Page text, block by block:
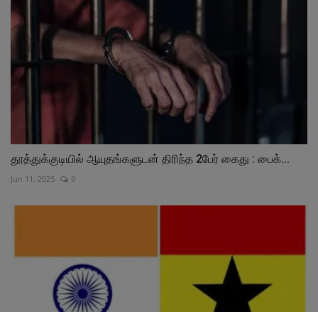
தூத்துக்குடியில் ஆயுதங்களுடன் திரிந்த 2பேர் கைது : பைக்...
Jun 11, 2025 0